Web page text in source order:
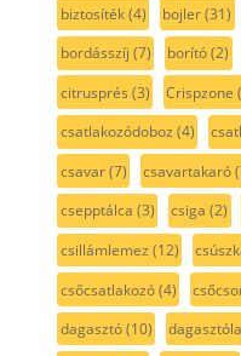
biztosíték(4) bojler(31)
bordásszíj (7) borító(2)
citrusprés (3) Crispzone
csatlakozódoboz (4)
csavar(7) csavartakaró
csepptálca (3) csiga (2)
csillámlemez (12)
csőcsatlakozó(4)
dagasztó(10)